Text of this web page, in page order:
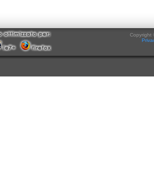
Copyright